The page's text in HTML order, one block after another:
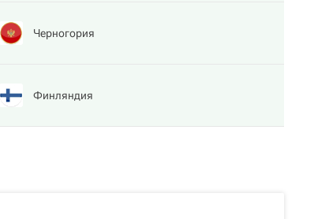
Черногория
Финляндия